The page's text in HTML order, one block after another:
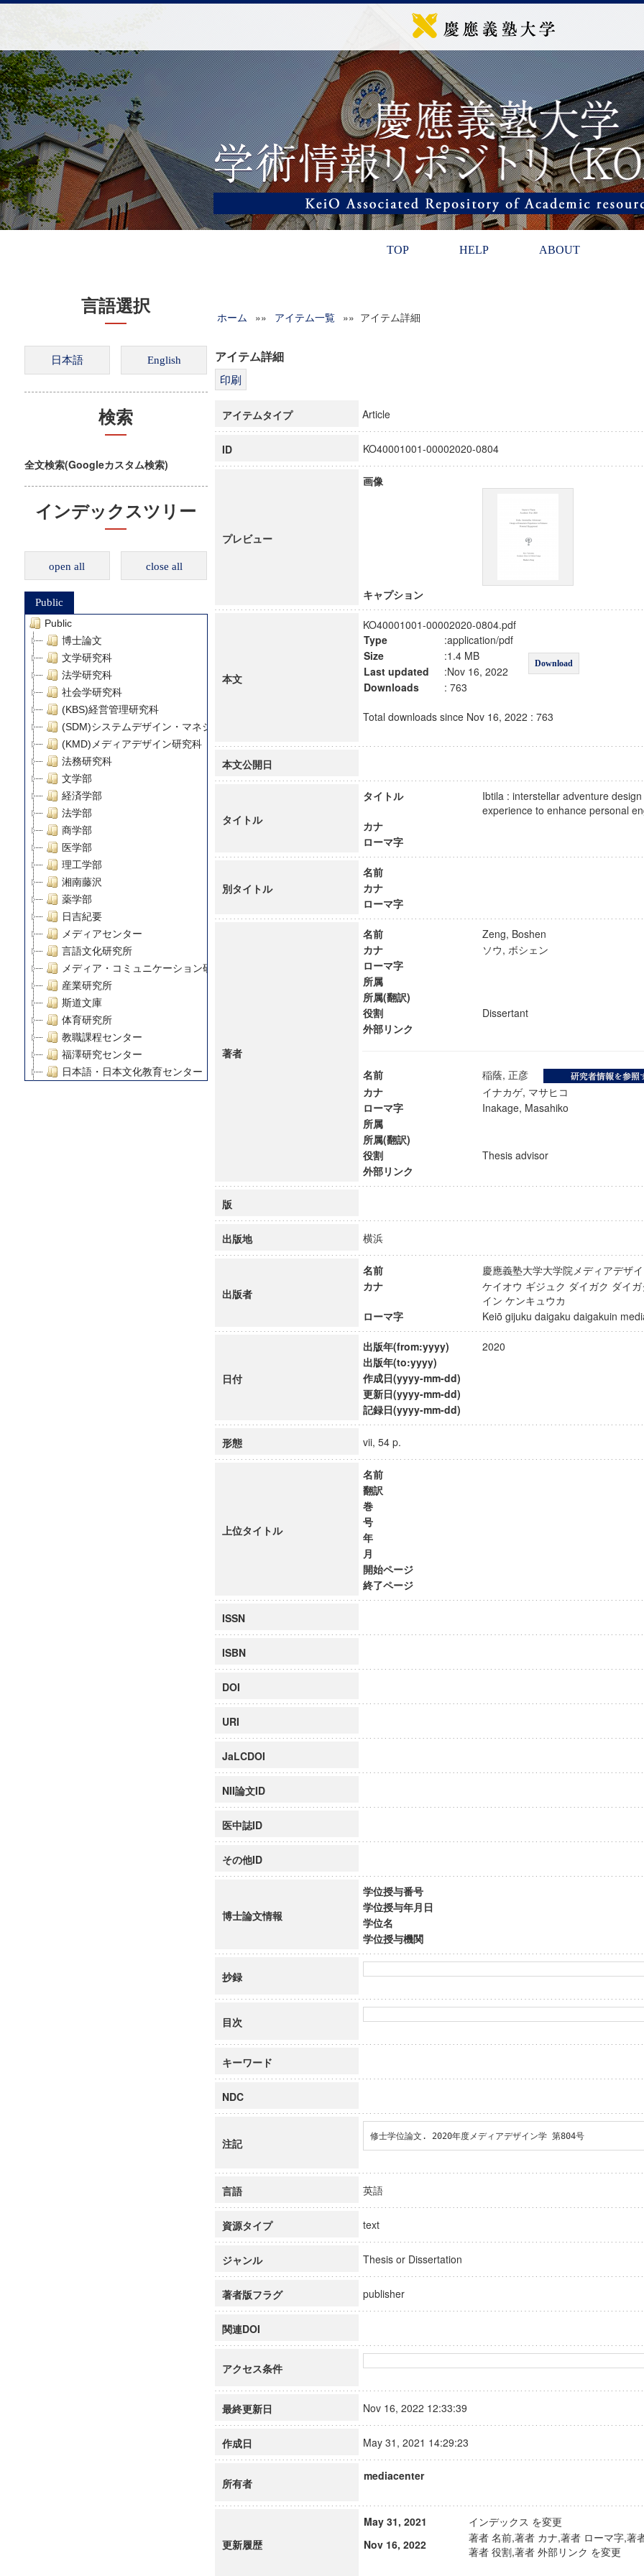
TOP HELP ABOUT
言語選択
検索
全文検索(Googleカスタム検索)
インデックスツリー
open all close all
Public
Public
博士論文
文学研究科
法学研究科
社会学研究科
(KBS)経営管理研究科
(SDM)システムデザイン・マネジメント研究科
(KMD)メディアデザイン研究科
法務研究科
文学部
経済学部
法学部
商学部
医学部
理工学部
湘南藤沢
薬学部
日吉紀要
メディアセンター
言語文化研究所
メディア・コミュニケーション研究所
産業研究所
斯道文庫
体育研究所
教職課程センター
福澤研究センター
日本語・日本文化教育センター
慶應義塾大学グローバルCOEプログラム市民社会ガバナンス教育研究センター
博士課程教育リーディングプログラム「超成熟社会発展のサイエンス」
ホーム »» アイテム一覧 »» アイテム詳細
アイテム詳細
アイテムタイプ Article
ID KO40001001-00002020-0804
プレビュー
画像
キャプション
本文
KO40001001-00002020-0804.pdf
Type
:application/pdf
Download
Size
:1.4 MB
Last updated
:Nov 16, 2022
Downloads
: 763
Total downloads since Nov 16, 2022 : 763
本文公開日
タイトル
タイトル
Ibtila : interstellar adventure
experience to enhance personal
カナ
ローマ字
別タイトル
名前
カナ
ローマ字
著者
名前
Zeng, Boshen
カナ
ソウ, ボシェン
ローマ字
所属
所属(翻訳)
役割
Dissertant
外部リンク
名前
稲蔭, 正彦
カナ
イナカゲ, マサヒコ
ローマ字
Inakage, Masahiko
所属
所属(翻訳)
役割
Thesis advisor
外部リンク
版
出版地 横浜
出版者
名前
慶應義塾大学大学院メディアデザ
カナ
ケイオウ ギジュク ダイガク ダイ
イン ケンキュウカ
ローマ字
Keiō gijuku daigaku daigakuin
日付
出版年(from:yyyy)
2020
出版年(to:yyyy)
作成日(yyyy-mm-dd)
更新日(yyyy-mm-dd)
記録日(yyyy-mm-dd)
形態 vii, 54 p.
上位タイトル
名前
翻訳
巻
号
年
月
開始ページ
終了ページ
ISSN
ISBN
DOI
URI
JaLCDOI
NII論文ID
医中誌ID
その他ID
博士論文情報
学位授与番号
学位授与年月日
学位名
学位授与機関
抄録
目次
キーワード
NDC
注記
修士学位論文. 2020年度メディアデザイン学 第804号
言語 英語
資源タイプ text
ジャンル Thesis or Dissertation
著者版フラグ publisher
関連DOI
アクセス条件
最終更新日 Nov 16, 2022 12:33:39
作成日 May 31, 2021 14:29:23
所有者
mediacenter
更新履歴
May 31, 2021
インデックス を変更
Nov 16, 2022
著者 名前,著者 カナ,著者 ローマ字,著
著者 役割,著者 外部リンク を変更